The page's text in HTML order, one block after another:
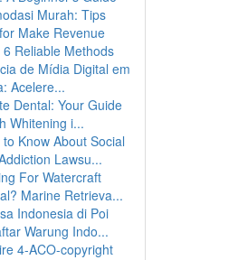
Murah: Tips
Make Revenue
Reliable Methods
de Mídia Digital em
Acelere...
Dental: Your Guide
Whitening i...
Know About Social
Lawsu...
For Watercraft
Marine Retrieva...
Indonesia di Poi
Warung Indo...
4-ACO-copyright